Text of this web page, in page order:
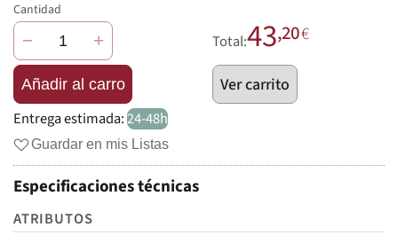
Cantidad
− +
Añadir al carro
Total:43,20€
Ver carrito
Entrega estimada:24-48h
Guardar en mis Listas
Especificaciones técnicas
ATRIBUTOS